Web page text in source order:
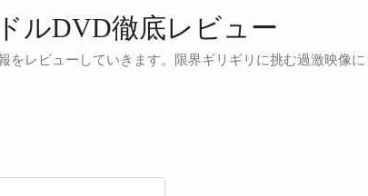
ルDVD徹底レビュー
レビューしていきます。限界ギリギリに挑む過激映像に